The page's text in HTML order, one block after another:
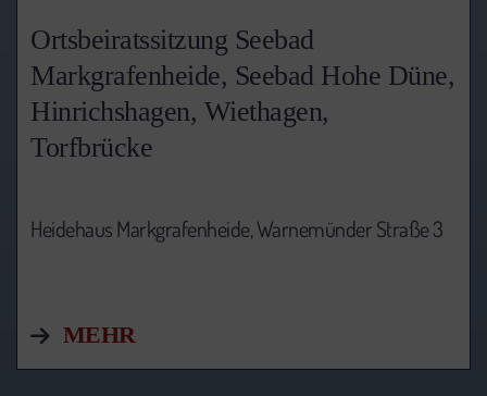
Ortsbeiratssitzung Seebad
Markgrafenheide, Seebad Hohe Düne,
Hinrichshagen, Wiethagen,
Torfbrücke
Heidehaus Markgrafenheide, Warnemünder Straße 3
MEHR